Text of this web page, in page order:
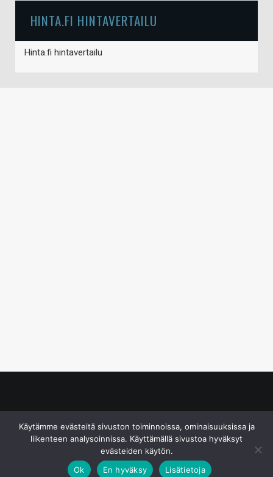
HINTA.FI HINTAVERTAILU
Hinta.fi hintavertailu
Käytämme evästeitä sivuston toiminnoissa, ominaisuuksissa ja
liikenteen analysoinnissa. Käyttämällä sivustoa hyväksyt
evästeiden käytön.
Ok
En hyväksy Lisätietoja